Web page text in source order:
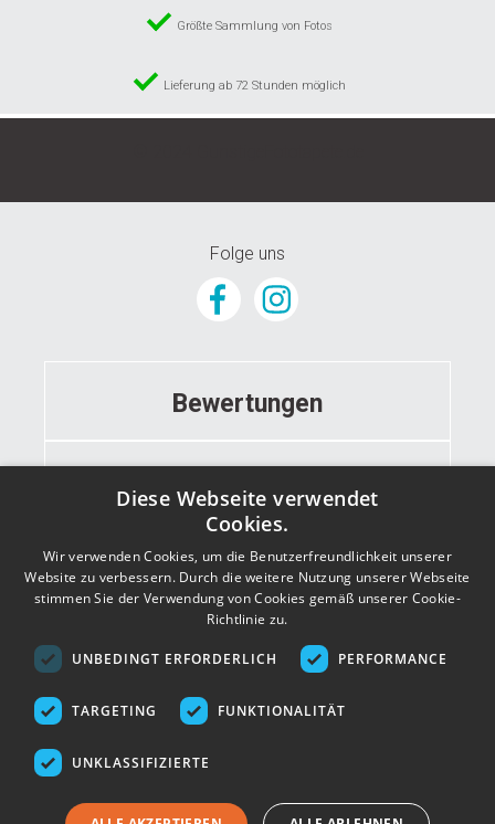
Größte Sammlung von Fotos
Lieferung ab 72 Stunden möglich
Folge uns
Bewertungen
Informationen
Kontakt
Diese Webseite verwendet
Cookies.
Wir verwenden Cookies, um die Benutzerfreundlichkeit unserer
Website zu verbessern. Durch die weitere Nutzung unserer Webseite
stimmen Sie der Verwendung von Cookies gemäß unserer Cookie-
Richtlinie zu.
UNBEDINGT ERFORDERLICH PERFORMANCE
TARGETING FUNKTIONALITÄT
UNKLASSIFIZIERTE